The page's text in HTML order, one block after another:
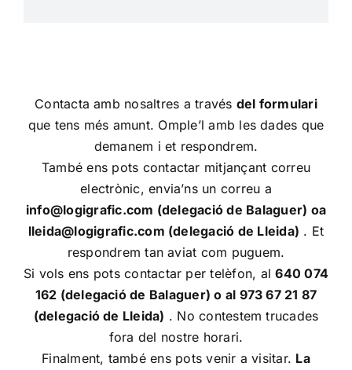
Contacta amb nosaltres a través del formulari
que tens més amunt. Omple’l amb les dades que
demanem i et respondrem.
També ens pots contactar mitjançant correu
electrònic, envia’ns un correu a
info@logigrafic.com (delegació de Balaguer) oa
lleida@logigrafic.com (delegació de Lleida) . Et
respondrem tan aviat com puguem.
Si vols ens pots contactar per telèfon, al640 074
162 (delegació de Balaguer) o al 973 67 21 87
(delegació de Lleida) . No contestem trucades
fora del nostre horari.
Finalment, també ens pots venir a visitar. La